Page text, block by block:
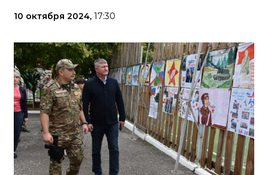
10 октября 2024, 17:30